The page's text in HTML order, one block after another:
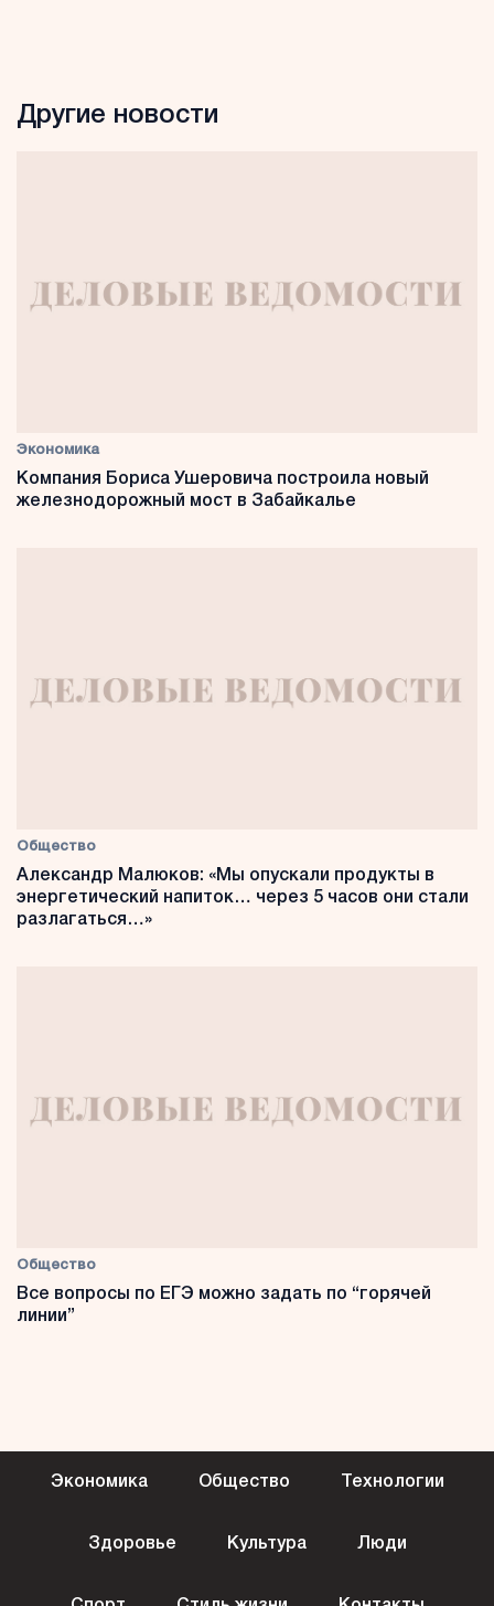
Другие новости
Экономика
Компания Бориса Ушеровича построила новый
железнодорожный мост в Забайкалье
Общество
Александр Малюков: «Мы опускали продукты в
энергетический напиток… через 5 часов они стали
разлагаться…»
Общество
Все вопросы по ЕГЭ можно задать по “горячей
линии”
Экономика Общество Технологии
Здоровье Культура Люди